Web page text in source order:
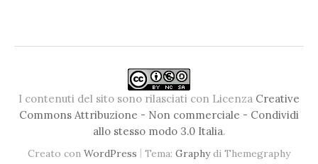
I contenuti del sito sono rilasciati con Licenza Creative
Commons Attribuzione - Non commerciale - Condividi
allo stesso modo 3.0 Italia.
Creato con WordPress | Tema: Graphydi Themegraphy